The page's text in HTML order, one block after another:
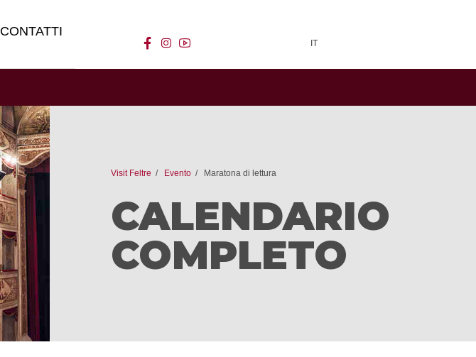
CONTATTI
facebook
instagram IT
Visit Feltre Evento Maratona di lettura
CALENDARIO
COMPLETO